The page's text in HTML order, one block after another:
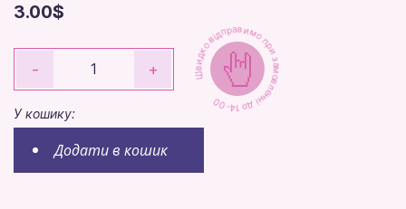
3.00$
- +
У кошику:
Додати в кошик
Швидко відправимо при замовленні до 14-00